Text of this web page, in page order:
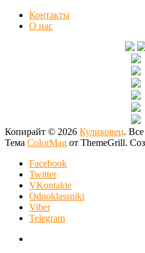
Контакты
О нас
Копирайт © 2026 Куликовец.
Тема ColorMag от ThemeGrill.
Facebook
Twitter
VKontakte
Odnoklassniki
Viber
Telegram